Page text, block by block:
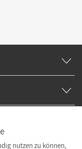
nutzen zu können,